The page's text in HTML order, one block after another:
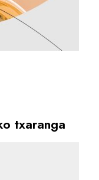
txaranga